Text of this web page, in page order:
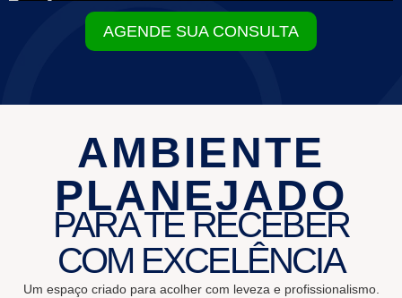
AGENDE SUA CONSULTA
AMBIENTE
PLANEJADO
PARA TE RECEBER
COM EXCELÊNCIA
Um espaço criado para acolher com leveza e profissionalismo.